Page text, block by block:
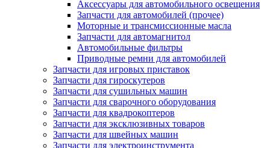
Аксессуары для автомобильного освещения
Запчасти для автомобилей (прочее)
Моторные и трансмиссионные масла
Запчасти для автомагнитол
Автомобильные фильтры
Приводные ремни для автомобилей
Запчасти для игровых приставок
Запчасти для гироскутеров
Запчасти для сушильных машин
Запчасти для сварочного оборудования
Запчасти для квадрокоптеров
Запчасти для эксклюзивных товаров
Запчасти для швейных машин
Запчасти для электроинструмента